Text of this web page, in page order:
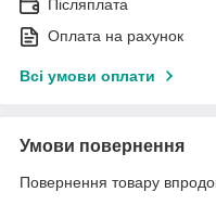
Післяплата
Оплата на рахунок
Всі умови оплати
Умови повернення
Повернення товару